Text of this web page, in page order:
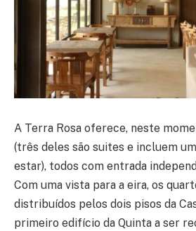
A Terra Rosa oferece, neste
(três deles são suites e incluem
estar), todos com entrada
Com uma vista para a eira, os
distribuídos pelos dois pisos da
primeiro edifício da Quinta a ser